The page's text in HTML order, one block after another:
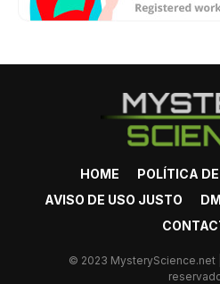
HOME
POLÍTICA
AVISO DE USO JUSTO
© 2023 MysteryScience.net